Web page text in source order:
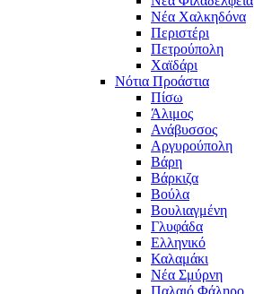
Νέα Χαλκηδόνα
Περιστέρι
Πετρούπολη
Χαϊδάρι
Νότια Προάστια
Πίσω
Άλιμος
Ανάβυσσος
Αργυρούπολη
Βάρη
Βάρκιζα
Βούλα
Βουλιαγμένη
Γλυφάδα
Ελληνικό
Καλαμάκι
Νέα Σμύρνη
Παλαιό Φάληρο